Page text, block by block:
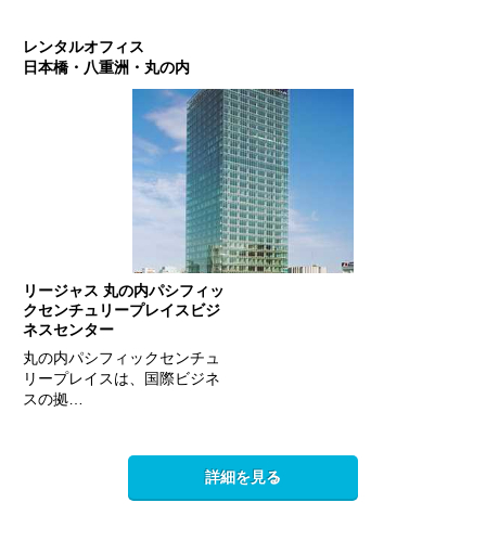
レンタルオフィス
日本橋・八重洲・丸の内
リージャス 丸の内パシフィッ
クセンチュリープレイスビジ
ネスセンター
丸の内パシフィックセンチュ
リープレイスは、国際ビジネ
スの拠…
詳細を見る